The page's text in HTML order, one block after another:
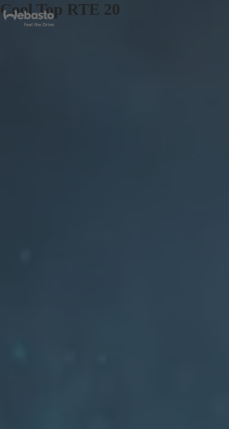
Cool Top RTE 20